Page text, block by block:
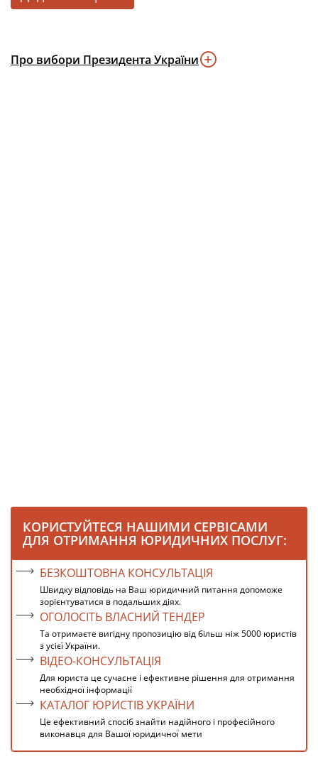
Про вибори Президента України
КОРИСТУЙТЕСЯ НАШИМИ СЕРВІСАМИ
ДЛЯ ОТРИМАННЯ ЮРИДИЧНИХ ПОСЛУГ:
БЕЗКОШТОВНА КОНСУЛЬТАЦІЯ
Швидку відповідь на Ваш юридичний питання допоможе
зорієнтуватися в подальших діях.
ОГОЛОСІТЬ ВЛАСНИЙ ТЕНДЕР
Та отримаєте вигідну пропозицію від більш ніж 5000 юристів
з усієї України.
ВІДЕО-КОНСУЛЬТАЦІЯ
Для юриста це сучасне і ефективне рішення для отримання
необхідної інформації
КАТАЛОГ ЮРИСТІВ УКРАЇНИ
Це ефективний спосіб знайти надійного і професійного
виконавця для Вашої юридичної мети